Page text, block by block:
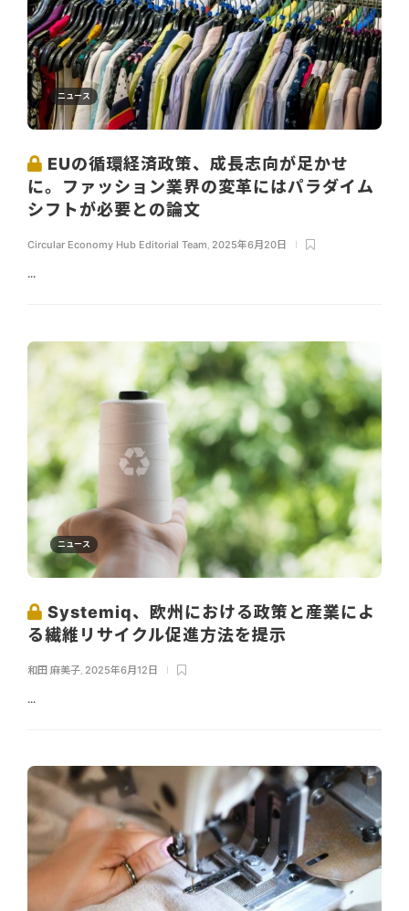
ニュース
EUの循環経済政策、成長志向が足かせ
に。ファッション業界の変革にはパラダイム
シフトが必要との論文
Circular Economy Hub Editorial Team, 2025年6月20日
...
ニュース
Systemiq、欧州における政策と産業によ
る繊維リサイクル促進方法を提示
和田 麻美子 2025年6月12日
...